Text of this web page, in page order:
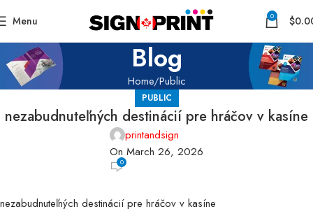
Menu 0 $
Blog
Home Public
PUBLIC
nezabudnuteľných destinácií pre hráčov v kasíne
printandsign
On March 26, 2026
0
nezabudnuteľných destinácií pre hráčov v kasíne